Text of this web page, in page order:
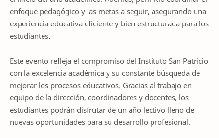
enfoque pedagógico y las metas a seguir, asegurando una
experiencia educativa eficiente y bien estructurada para los
estudiantes.
Este evento refleja el compromiso del Instituto San Patricio
con la excelencia académica y su constante búsqueda de
mejorar los procesos educativos. Gracias al trabajo en
equipo de la dirección, coordinadores y docentes, los
estudiantes podrán disfrutar de un año lectivo lleno de
nuevas oportunidades para su desarrollo profesional.